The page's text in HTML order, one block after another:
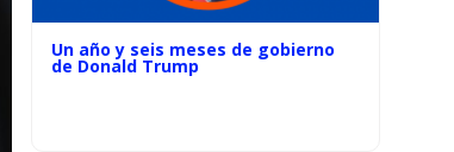
Un año y seis meses de gobierno
de Donald Trump